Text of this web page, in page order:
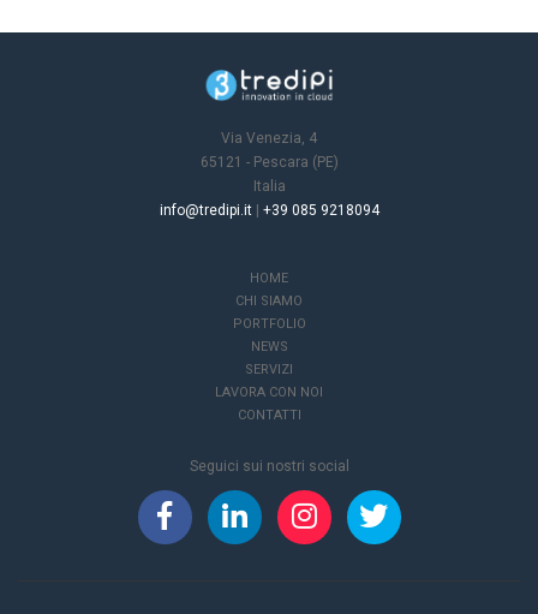
Via Venezia, 4
65121 - Pescara (PE)
Italia
info@tredipi.it| +39 085 9218094
HOME
CHI SIAMO
PORTFOLIO
NEWS
SERVIZI
LAVORA CON NOI
CONTATTI
Seguici sui nostri social